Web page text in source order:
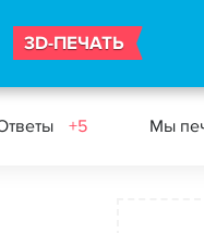
3D-ПЕЧАТЬ
+5 Мы